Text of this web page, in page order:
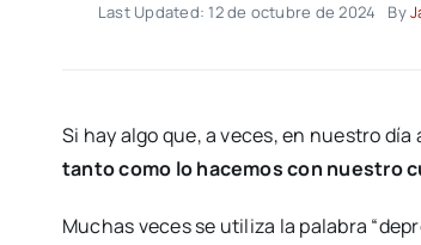
Last Updated: 12 de octubre de 2024 By
Si hay algo que, a veces, en nuestro
tanto como lo hacemos con nuestro
Muchas veces se utiliza la palabra